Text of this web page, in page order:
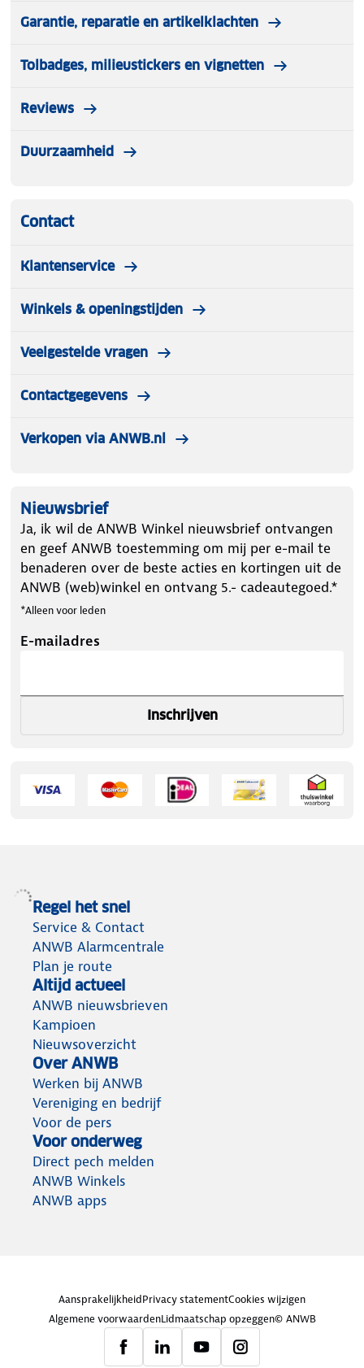
Garantie, reparatie en artikelklachten
Tolbadges, milieustickers en vignetten
Reviews
Duurzaamheid
Contact
Klantenservice
Winkels & openingstijden
Veelgestelde vragen
Contactgegevens
Verkopen via ANWB.nl
Nieuwsbrief
Ja, ik wil de ANWB Winkel nieuwsbrief ontvangen
en geef ANWB toestemming om mij per e-mail te
benaderen over de beste acties en kortingen uit de
ANWB (web)winkel en ontvang 5.- cadeautegoed.*
*Alleen voor leden
E-mailadres
Inschrijven
Regel het snel
Service & Contact
ANWB Alarmcentrale
Plan je route
Altijd actueel
ANWB nieuwsbrieven
Kampioen
Nieuwsoverzicht
Over ANWB
Werken bij ANWB
Vereniging en bedrijf
Voor de pers
Voor onderweg
Direct pech melden
ANWB Winkels
ANWB apps
AansprakelijkheidPrivacy statementCookies wijzigen
Algemene voorwaardenLidmaatschap opzeggen© ANWB